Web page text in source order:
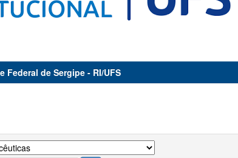
de Sergipe - RI/UFS